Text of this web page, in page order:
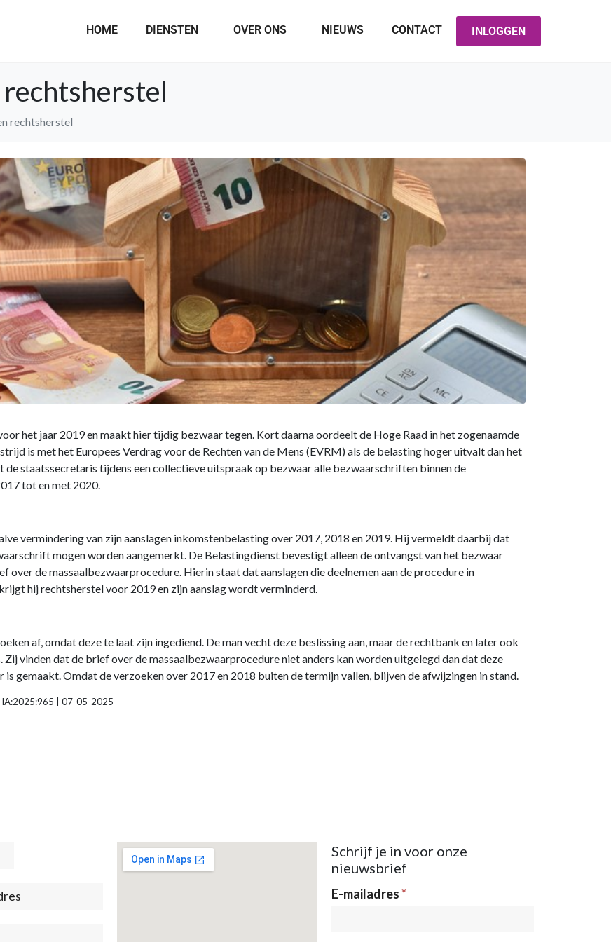
HOME DIENSTEN OVER ONS NIEUWS CONTACT INLOGGEN
rechtsherstel
rechtsherstel
het jaar 2019 en maakt hier tijdig bezwaar tegen. Kort daarna oordeelt de Hoge Raad in het zogenaamde
is met het Europees Verdrag voor de Rechten van de Mens (EVRM) als de belasting hoger uitvalt dan het
staatssecretaris tijdens een collectieve uitspraak op bezwaar alle bezwaarschriften binnen de
tot en met 2020.
vermindering van zijn aanslagen inkomstenbelasting over 2017, 2018 en 2019. Hij vermeldt daarbij dat
mogen worden aangemerkt. De Belastingdienst bevestigt alleen de ontvangst van het bezwaar
over de massaalbezwaarprocedure. Hierin staat dat aanslagen die deelnemen aan de procedure in
hij rechtsherstel voor 2019 en zijn aanslag wordt verminderd.
af, omdat deze te laat zijn ingediend. De man vecht deze beslissing aan, maar de rechtbank en later ook
vinden dat de brief over de massaalbezwaarprocedure niet anders kan worden uitgelegd dan dat deze
gemaakt. Omdat de verzoeken over 2017 en 2018 buiten de termijn vallen, blijven de afwijzingen in stand.
| 07-05-2025
Schrijf je in voor onze
nieuwsbrief
Nieuwsbrief
E-mailadres*